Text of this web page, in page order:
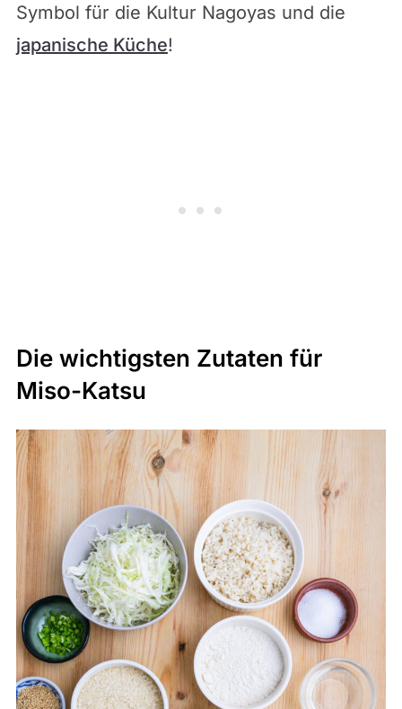
Symbol für die Kultur Nagoyas und die
japanische Küche!
Die wichtigsten Zutaten für
Miso-Katsu